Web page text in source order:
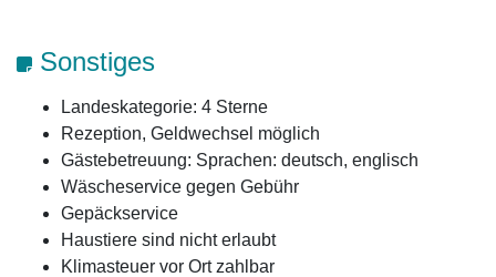
Sonstiges
Landeskategorie: 4 Sterne
Rezeption, Geldwechsel möglich
Gästebetreuung: Sprachen: deutsch, englisch
Wäscheservice gegen Gebühr
Gepäckservice
Haustiere sind nicht erlaubt
Klimasteuer vor Ort zahlbar